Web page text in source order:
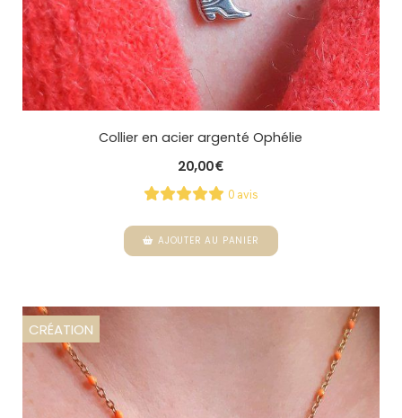
Collier en acier argenté Ophélie
20,00€
0 avis
AJOUTER AU PANIER
CRÉATION